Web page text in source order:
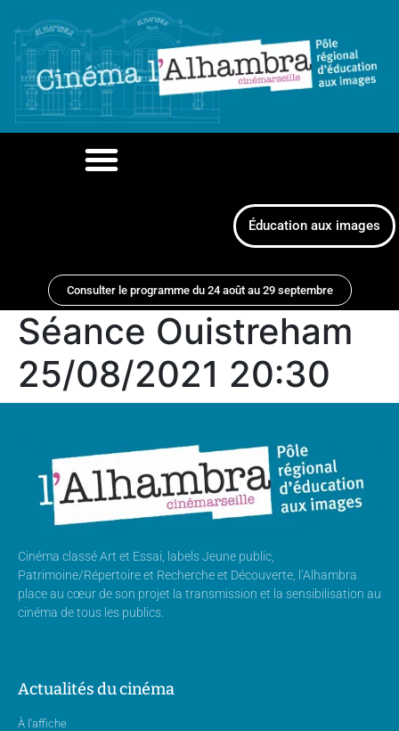
Éducation aux images
Consulter le programme du 24 août au 29 septembre
Séance Ouistreham
25/08/2021 20:30
Cinéma classé Art et Essai, labels Jeune public,
Patrimoine/Répertoire et Recherche et Découverte, l’Alhambra
place au cœur de son projet la transmission et la sensibilisation au
cinéma de tous les publics.
Actualités du cinéma
À l'affiche